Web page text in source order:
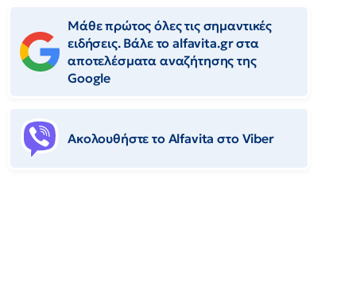
Μάθε πρώτος όλες τις σημαντικές
ειδήσεις. Βάλε το alfavita.gr στα
αποτελέσματα αναζήτησης της
Google
Ακολουθήστε το Αlfavita στο Viber